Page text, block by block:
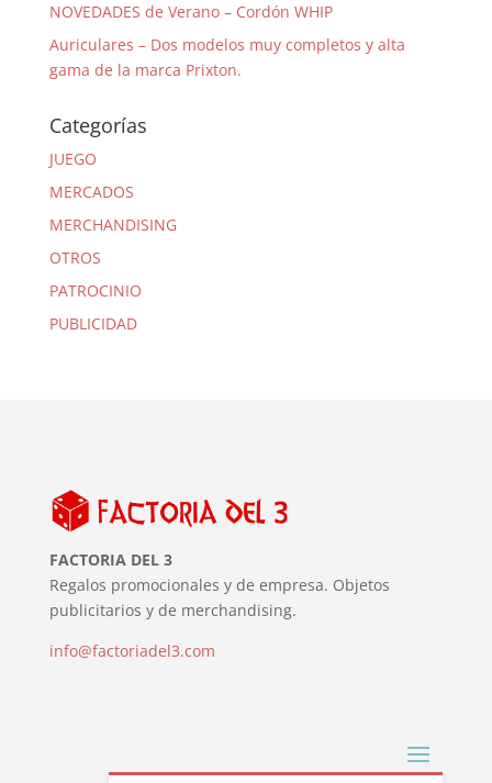
NOVEDADES de Verano – Cordón WHIP
Auriculares – Dos modelos muy completos y alta
gama de la marca Prixton.
Categorías
JUEGO
MERCADOS
MERCHANDISING
OTROS
PATROCINIO
PUBLICIDAD
FACTORIA DEL 3
Regalos promocionales y de empresa. Objetos
publicitarios y de merchandising.
info@factoriadel3.com